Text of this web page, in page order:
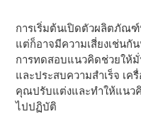
การเริ่มต้นเปิดตัวผลิตภัณฑ์
แต่ก็อาจมีความเสี่ยงเช่นกั
การทดสอบแนวคิดช่วยให้
และประสบความสําเร็จ เ
คุณปรับแต่งและทําให้แน
ไปปฏิบัติ